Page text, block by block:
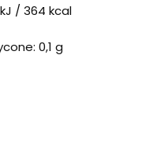
/ 364 kcal
0,1 g